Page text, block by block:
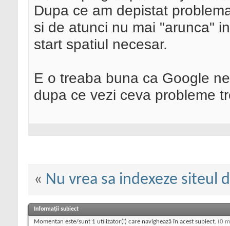
Dupa ce am depistat
si de atunci nu mai "arunca"
start spatiul necesar.
E o treaba buna ca Google
dupa ce vezi ceva probleme
« Nu vrea sa indexeze siteul
Informații subiect
Momentan este/sunt 1 utilizator(i) care navighează în acest subiect. (0